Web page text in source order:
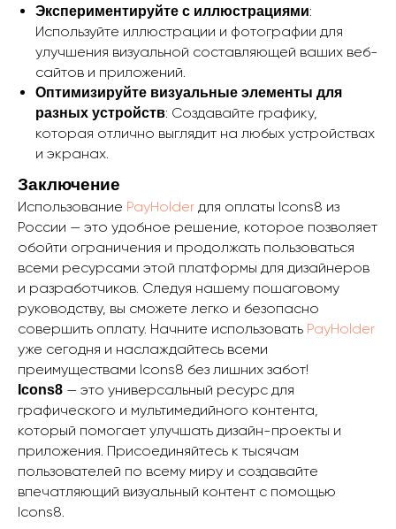
Экспериментируйте с иллюстрациями:
Используйте иллюстрации и фотографии для
улучшения визуальной составляющей ваших веб-
сайтов и приложений.
Оптимизируйте визуальные элементы для
разных устройств: Создавайте графику,
которая отлично выглядит на любых устройствах
и экранах.
Заключение
Использование PayHolder для оплаты Icons8 из
России — это удобное решение, которое позволяет
обойти ограничения и продолжать пользоваться
всеми ресурсами этой платформы для дизайнеров
и разработчиков. Следуя нашему пошаговому
руководству, вы сможете легко и безопасно
совершить оплату. Начните использовать PayHolder
уже сегодня и наслаждайтесь всеми
преимуществами Icons8 без лишних забот!
Icons8 — это универсальный ресурс для
графического и мультимедийного контента,
который помогает улучшать дизайн-проекты и
приложения. Присоединяйтесь к тысячам
пользователей по всему миру и создавайте
впечатляющий визуальный контент с помощью
Icons8.